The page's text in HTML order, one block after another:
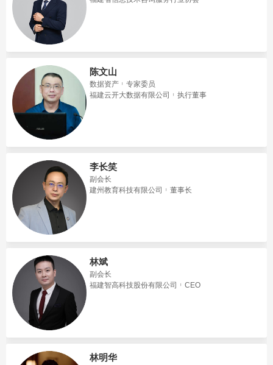
陈文山
数据资产
专家委员
福建云开大数据有限公司
执行董事
李长笑
副会长
建州教育科技有限公司
董事长
林斌
副会长
福建智高科技股份有限公司
CEO
林明华